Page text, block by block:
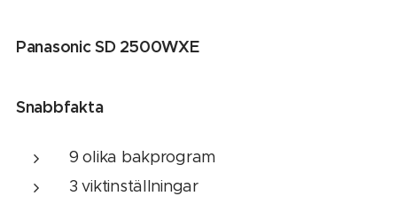
Panasonic SD 2500WXE
Snabbfakta
9 olika bakprogram
3 viktinställningar